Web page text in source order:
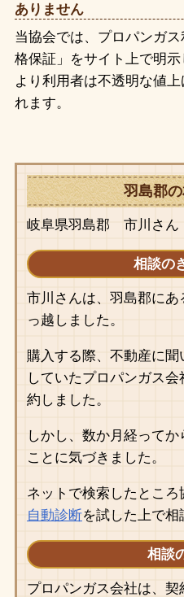
ありません
当協会では、プロパンガ
格保証」をサイト上で明
より利用者は不透明な値
れます。
羽島郡
岐阜県羽島郡 市川さん
相談の
市川さんは、羽島郡にあ
っ越しました。
購入する際、不動産に
していたプロパンガス
約しました。
しかし、数か月経って
ことに気づきました。
ネットで検索したところ
自動診断を試した上で相
相談
プロパンガス会社は、